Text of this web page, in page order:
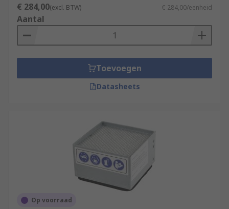
€ 284,00(excl. BTW) € 284,00/eenheid
Aantal
Toevoegen
Datasheets
Op voorraad